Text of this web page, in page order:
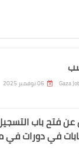
Gaza 06 نوفمبر 2025
عن فتح باب
في دورات في